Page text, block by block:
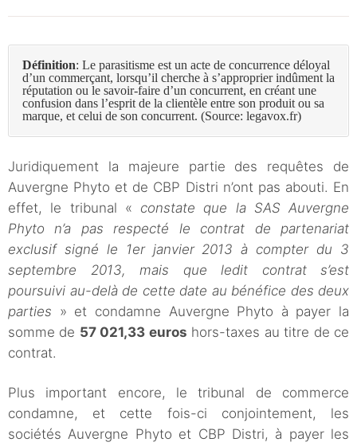
Définition: Le parasitisme est un acte de concurrence déloyal
d’un commerçant, lorsqu’il cherche à s’approprier indûment la
réputation ou le savoir-faire d’un concurrent, en créant une
confusion dans l’esprit de la clientèle entre son produit ou sa
marque, et celui de son concurrent. (Source: legavox.fr)
Juridiquement la majeure partie des requêtes de
Auvergne Phyto et de CBP Distri n’ont pas abouti. En
effet, le tribunal « constate que la SAS Auvergne
Phyto n’a pas respecté le contrat de partenariat
exclusif signé le 1er janvier 2013 à compter du 3
septembre 2013, mais que ledit contrat s’est
poursuivi au-delà de cette date au bénéfice des deux
parties » et condamne Auvergne Phyto à payer la
somme de 57 021,33 euros hors-taxes au titre de ce
contrat.
Plus important encore, le tribunal de commerce
condamne, et cette fois-ci conjointement, les
sociétés Auvergne Phyto et CBP Distri, à payer les